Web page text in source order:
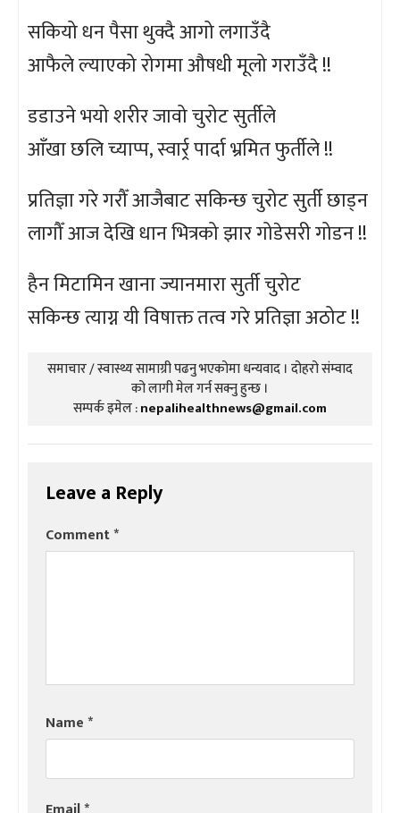
सकियो धन पैसा थुक्दै आगो लगाउँदै
आफैले ल्याएको रोगमा औषधी मूलो गराउँदै !!
डडाउने भयो शरीर जावो चुरोट सुर्तीले
आँखा छलि च्याप्प, स्वार्र्र पार्दा भ्रमित फुर्तीले !!
प्रतिज्ञा गरे गरौँ आजैबाट सकिन्छ चुरोट सुर्ती छाड्न
लागौँ आज देखि धान भित्रको झार गोडेसरी गोडन !!
हैन मिटामिन खाना ज्यानमारा सुर्ती चुरोट
सकिन्छ त्याग्न यी विषाक्त तत्व गरे प्रतिज्ञा अठोट !!
समाचार / स्वास्थ्य सामाग्री पढनु भएकोमा धन्यवाद । दोहरो संम्वाद
को लागी मेल गर्न सक्नु हुन्छ ।
सम्पर्क इमेल :nepalihealthnews@gmail.com
Leave a Reply
Comment*
Name*